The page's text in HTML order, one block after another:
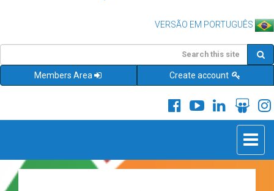
VERSÃO EM PORTUGUÊS
Members Area Create account
Toggle